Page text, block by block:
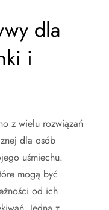
dla
i
z wielu rozwiązań
dla osób
uśmiechu.
mogą być
od ich